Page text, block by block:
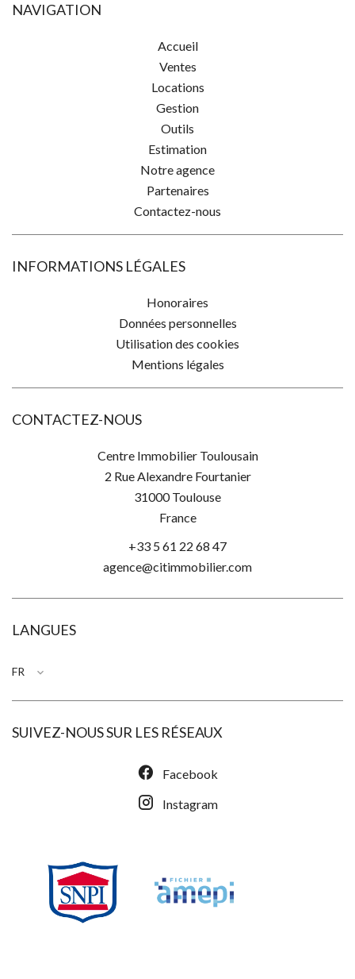
NAVIGATION
Accueil
Ventes
Locations
Gestion
Outils
Estimation
Notre agence
Partenaires
Contactez-nous
INFORMATIONS LÉGALES
Honoraires
Données personnelles
Utilisation des cookies
Mentions légales
CONTACTEZ-NOUS
Centre Immobilier Toulousain
2 Rue Alexandre Fourtanier
31000Toulouse
France
+33 5 61 22 68 47
agence@citimmobilier.com
LANGUES
FR
SUIVEZ-NOUS SUR LES RÉSEAUX
Facebook
Instagram